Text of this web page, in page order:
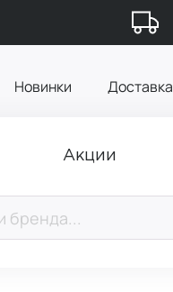
Новинки Доставка
Акции